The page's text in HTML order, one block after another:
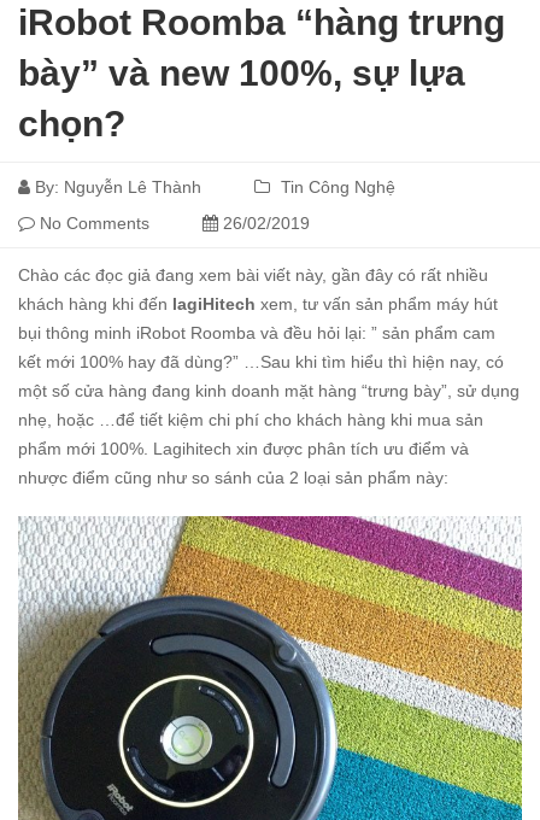
iRobot Roomba “hàng trưng
bày” và new 100%, sự lựa
chọn?
By: Nguyễn Lê Thành
Tin Công Nghệ
No Comments
26/02/2019
Chào các đọc giả đang xem bài viết này, gần đây có rất nhiều
khách hàng khi đến lagiHitech xem, tư vấn sản phẩm máy hút
bụi thông minh iRobot Roomba và đều hỏi lại: ” sản phẩm cam
kết mới 100% hay đã dùng?” …Sau khi tìm hiểu thì hiện nay, có
một số cửa hàng đang kinh doanh mặt hàng “trưng bày”, sử dụng
nhẹ, hoặc …để tiết kiệm chi phí cho khách hàng khi mua sản
phẩm mới 100%. Lagihitech xin được phân tích ưu điểm và
nhược điểm cũng như so sánh của 2 loại sản phẩm này: